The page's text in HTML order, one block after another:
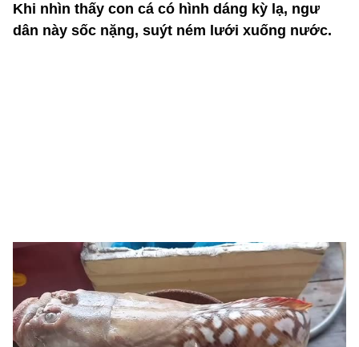
Khi nhìn thấy con cá có hình dáng kỳ lạ, ngư
dân này sốc nặng, suýt ném lưới xuống nước.